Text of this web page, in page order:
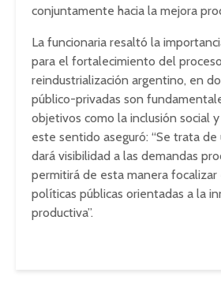
conjuntamente hacia la mejora
La funcionaria resaltó la
para el fortalecimiento del
reindustrialización argentino, en
público-privadas son
objetivos como la inclusión social
este sentido aseguró: “Se trata de
dará visibilidad a las demandas
permitirá de esta manera focalizar
políticas públicas orientadas a la
productiva”.